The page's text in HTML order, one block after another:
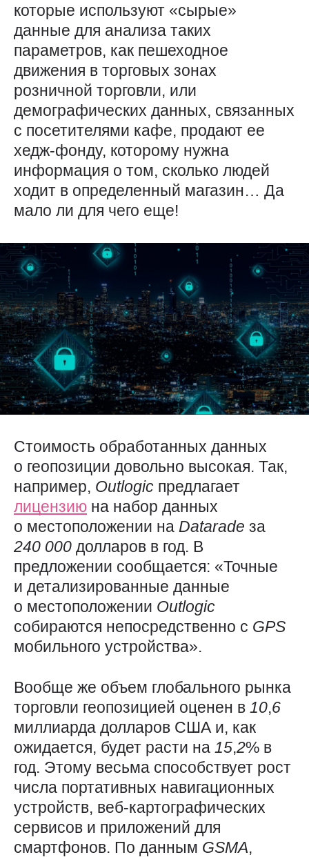
которые используют «сырые»
данные для анализа таких
параметров, как пешеходное
движения в торговых зонах
розничной торговли, или
демографических данных, связанных
с посетителями кафе, продают ее
хедж-фонду, которому нужна
информация о том, сколько людей
ходит в определенный магазин… Да
мало ли для чего еще!
Стоимость обработанных данных
о геопозиции довольно высокая. Так,
например, Outlogic предлагает
лицензию на набор данных
о местоположении на Datarade за
240 000 долларов в год. В
предложении сообщается: «Точные
и детализированные данные
о местоположении Outlogic
собираются непосредственно с GPS
мобильного устройства».
Вообще же объем глобального рынка
торговли геопозицией оценен в 10,6
миллиарда долларов США и, как
ожидается, будет расти на 15,2% в
год. Этому весьма способствует рост
числа портативных навигационных
устройств, веб-картографических
сервисов и приложений для
смартфонов. По данным GSMA,